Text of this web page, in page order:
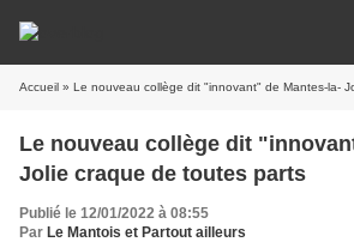
Accueil » Le nouveau collège dit "innovant" de Mantes-la-
Le nouveau collège dit
Jolie craque de toutes parts
Publié le 12/01/2022 à 08:55
Par Le Mantois et Partout ailleurs